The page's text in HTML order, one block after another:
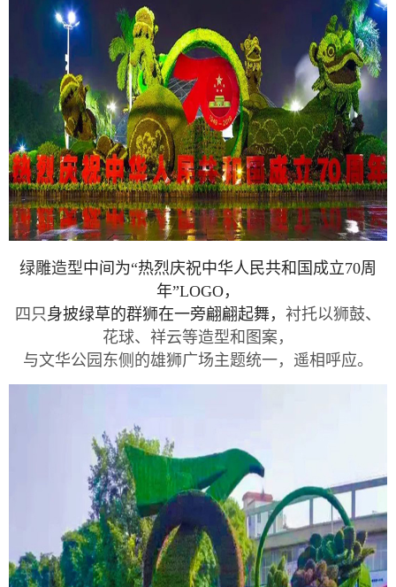
绿雕造型中间为“热烈庆祝中华人民共和国成立70周
年”LOGO，
四只身披绿草的群狮在一旁翩翩起舞， 衬托以狮鼓、
花球、祥云等造型和图案，
与文华公园东侧的雄狮广场主题统一，遥相呼应。